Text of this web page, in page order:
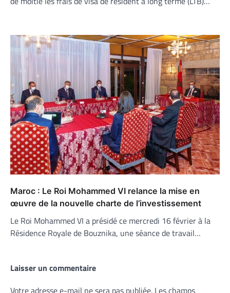
Maroc : Le Roi Mohammed VI relance la mise en
œuvre de la nouvelle charte de l’investissement
Le Roi Mohammed VI a présidé ce mercredi 16 février à la
Résidence Royale de Bouznika, une séance de travail…
Laisser un commentaire
Votre adresse e-mail ne sera pas publiée. Les champs